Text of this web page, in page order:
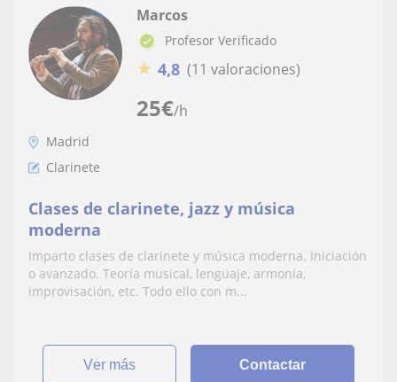
25€/h
Marcos
Profesor Verificado
★ 4,8 (11 valoraciones)
Madrid
Clarinete
Clases de clarinete, jazz y música
moderna
Imparto clases de clarinete y música moderna. Iniciación
o avanzado. Teoría musical, lenguaje, armonía,
improvisación, etc. Todo ello con m...
ver más Contactar